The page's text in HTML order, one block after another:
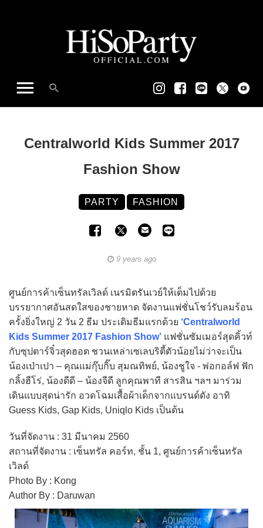
Centralworld Kids Summer 2017
Fashion Show
PARTY FASHION
9 years ago
ศูนย์การค้าเซ็นทรัลเวิลด์ เนรมิตรันเวย์ให้เต็มไปด้วย
บรรยากาศอันสดใสของชายหาด จัดงานแฟชั่นโชว์รับลมร้อน
ครั้งยิ่งใหญ่ 2 วัน 2 ธีม ประเดิมธีมแรกด้วย ‘Centralworld
Kids Summer 2017 Fashion Show’ แฟชั่นซัมเมอร์สุดคิ้วท์
กับซุปตาร์จิ๋วสุดฮอต ชวนเหล่าเซเลบริตี้ตัวน้อยไม่ว่าจะเป็น
น้องเป่าเปา – คุณแม่กุ๊บกิ๊บ สุมณทิพย์, น้องชูใจ - พ่อกอล์ฟ ฟัก
กลิ้งฮีโร่, น้องดีดี – น้องจีดี ลูกคุณพาที สารสิน ฯลฯ มาร่วม
เดินแบบสุดน่ารัก อวดโฉมเสื้อผ้าเด็กจากแบรนด์ดัง อาทิ
Guess Kids, Gap Kids, Uniqlo Kids เป็นต้น
วันที่จัดงาน : 31 มีนาคม 2560
สถานที่จัดงาน : เซ็นทรัล คอร์ท, ชั้น 1, ศูนย์การค้าเซ็นทรัล
เวิลด์
Photo By : Kong
Author By : Daruwan